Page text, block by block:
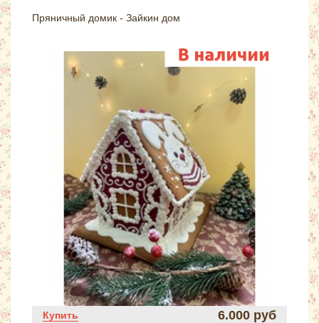
Пряничный домик - Зайкин дом
Купить 6.000 руб